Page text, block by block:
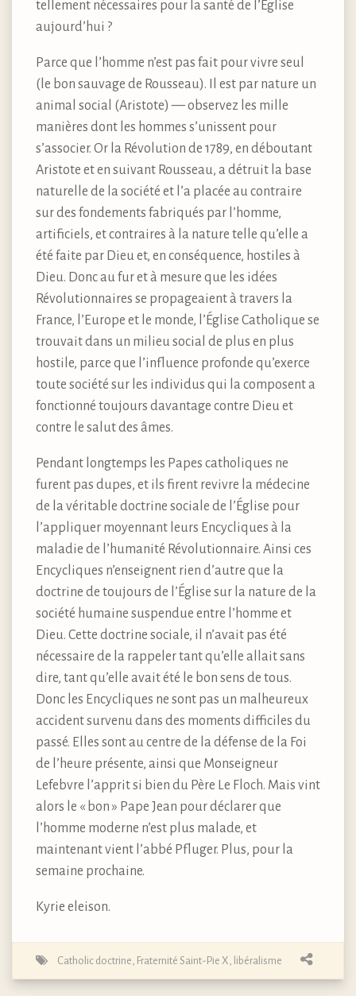
tellement nécessaires pour la santé de l’Église
aujourd’hui ?
Parce que l’homme n’est pas fait pour vivre seul
(le bon sauvage de Rousseau). Il est par nature un
animal social (Aristote) — observez les mille
manières dont les hommes s’unissent pour
s’associer. Or la Révolution de 1789, en déboutant
Aristote et en suivant Rousseau, a détruit la base
naturelle de la société et l’a placée au contraire
sur des fondements fabriqués par l’homme,
artificiels, et contraires à la nature telle qu’elle a
été faite par Dieu et, en conséquence, hostiles à
Dieu. Donc au fur et à mesure que les idées
Révolutionnaires se propageaient à travers la
France, l’Europe et le monde, l’Église Catholique se
trouvait dans un milieu social de plus en plus
hostile, parce que l’influence profonde qu’exerce
toute société sur les individus qui la composent a
fonctionné toujours davantage contre Dieu et
contre le salut des âmes.
Pendant longtemps les Papes catholiques ne
furent pas dupes, et ils firent revivre la médecine
de la véritable doctrine sociale de l’Église pour
l’appliquer moyennant leurs Encycliques à la
maladie de l’humanité Révolutionnaire. Ainsi ces
Encycliques n’enseignent rien d’autre que la
doctrine de toujours de l’Église sur la nature de la
société humaine suspendue entre l’homme et
Dieu. Cette doctrine sociale, il n’avait pas été
nécessaire de la rappeler tant qu’elle allait sans
dire, tant qu’elle avait été le bon sens de tous.
Donc les Encycliques ne sont pas un malheureux
accident survenu dans des moments difficiles du
passé. Elles sont au centre de la défense de la Foi
de l’heure présente, ainsi que Monseigneur
Lefebvre l’apprit si bien du Père Le Floch. Mais vint
alors le « bon » Pape Jean pour déclarer que
l’homme moderne n’est plus malade, et
maintenant vient l’abbé Pfluger. Plus, pour la
semaine prochaine.
Kyrie eleison.
Catholic doctrine Fraternité Saint-Pie X libéralisme